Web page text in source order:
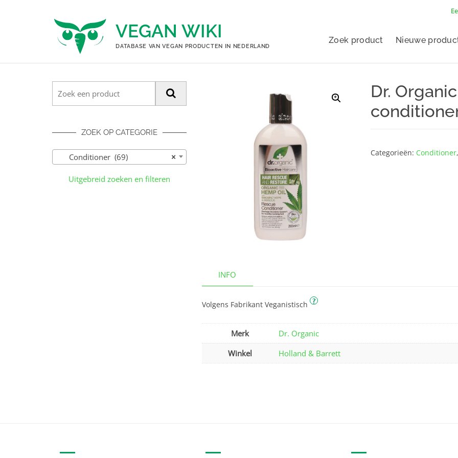
VEGAN WIKI
DATABASE VAN VEGAN PRODUCTEN IN NEDERLAND
Zoek product Nieuwe
Dr.
Categorieën: Conditioner,
INFO
Volgens Fabrikant Veganistisch ?
Merk
Dr. Organic
Winkel
Holland & Barrett
ZOEK OP CATEGORIE
×
Conditioner (69)
Uitgebreid zoeken en filteren